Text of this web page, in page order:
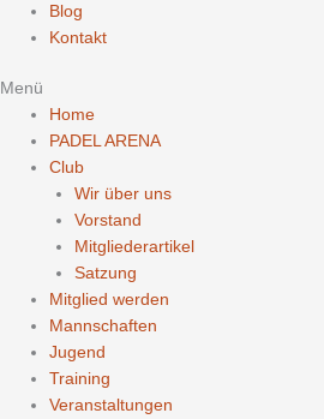
Blog
Kontakt
Menü
Home
PADEL ARENA
Club
Wir über uns
Vorstand
Mitgliederartikel
Satzung
Mitglied werden
Mannschaften
Jugend
Training
Veranstaltungen